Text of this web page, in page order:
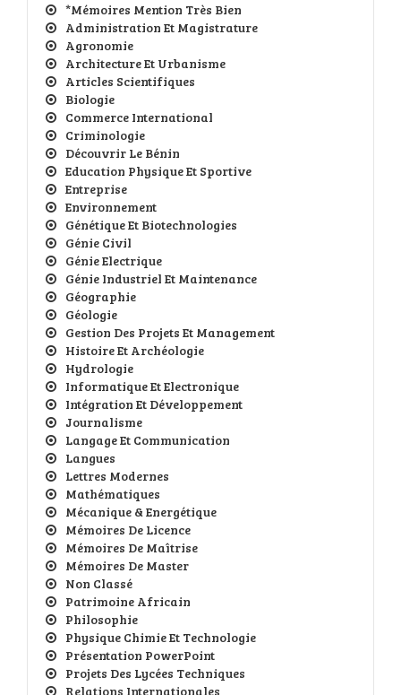
*Mémoires Mention Très Bien
Administration Et Magistrature
Agronomie
Architecture Et Urbanisme
Articles Scientifiques
Biologie
Commerce International
Criminologie
Découvrir Le Bénin
Education Physique Et Sportive
Entreprise
Environnement
Génétique Et Biotechnologies
Génie Civil
Génie Electrique
Génie Industriel Et Maintenance
Géographie
Géologie
Gestion Des Projets Et Management
Histoire Et Archéologie
Hydrologie
Informatique Et Electronique
Intégration Et Développement
Journalisme
Langage Et Communication
Langues
Lettres Modernes
Mathématiques
Mécanique & Energétique
Mémoires De Licence
Mémoires De Maîtrise
Mémoires De Master
Non Classé
Patrimoine Africain
Philosophie
Physique Chimie Et Technologie
Présentation PowerPoint
Projets Des Lycées Techniques
Relations Internationales